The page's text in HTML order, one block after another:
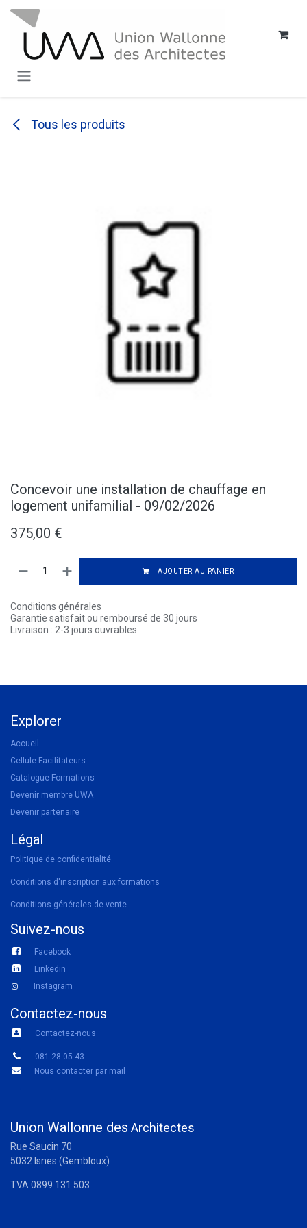
Tous les produits
Concevoir une installation de chauffage en
logement unifamilial - 09/02/2026
375,00 €
AJOUTER AU PANIER
Conditions générales
Garantie satisfait ou remboursé de 30 jours
Livraison : 2-3 jours ouvrables
Explorer
Accueil
Cellule Facilitateurs
Catalogue Formations
Devenir membre UWA
Devenir partenaire
Légal
Politique de confidentialité
Conditions d'inscription aux formations
Conditions générales de vente
Suivez-nous
Facebook
Linkedin
Instagram
Contactez-nous
Contactez-nous
081 28 05 43
Nous contacter par mail
Union Wallonne des Architectes
Rue Saucin 70
5032 Isnes (Gembloux)
TVA 0899 131 503